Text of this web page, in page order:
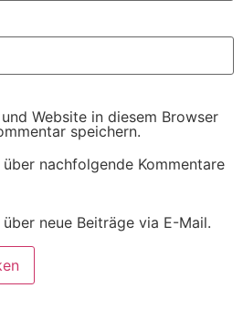
Website in diesem Browser
speichern.
nachfolgende Kommentare
neue Beiträge via E-Mail.